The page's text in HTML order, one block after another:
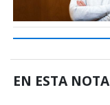
EN ESTA NOTA